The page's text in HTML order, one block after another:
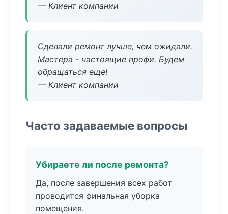
— Клиент компании
Сделали ремонт лучше, чем ожидали.
Мастера - настоящие профи. Будем
обращаться еще!
— Клиент компании
Часто задаваемые вопросы
Убираете ли после ремонта?
Да, после завершения всех работ
проводится финальная уборка
помещения.